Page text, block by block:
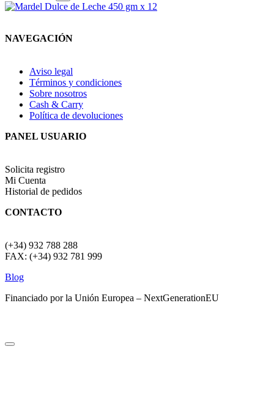
NAVEGACIÓN
Aviso legal
Términos y condiciones
Sobre nosotros
Cash & Carry
Política de devoluciones
PANEL USUARIO
Solicita registro
Mi Cuenta
Historial de pedidos
CONTACTO
(+34) 932 788 288
FAX: (+34) 932 781 999
Blog
Financiado por la Unión Europea – NextGenerationEU